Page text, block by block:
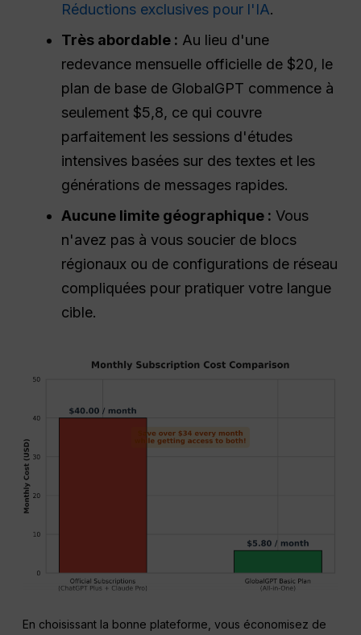
Réductions exclusives pour l'IA.
Très abordable : Au lieu d'une
redevance mensuelle officielle de $20, le
plan de base de GlobalGPT commence à
seulement $5,8, ce qui couvre
parfaitement les sessions d'études
intensives basées sur des textes et les
générations de messages rapides.
Aucune limite géographique : Vous
n'avez pas à vous soucier de blocs
régionaux ou de configurations de réseau
compliquées pour pratiquer votre langue
cible.
En choisissant la bonne plateforme, vous économisez de